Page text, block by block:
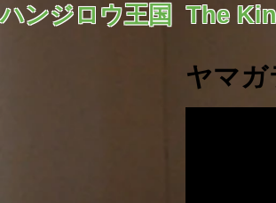
ハンジロウ王国 The
ヤマガ